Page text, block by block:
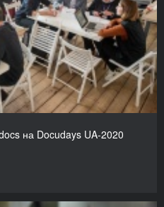
на Docudays UA-2020